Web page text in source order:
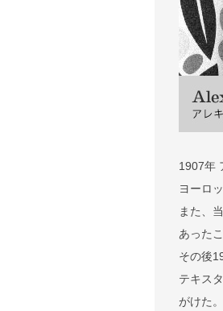
1907年
ヨーロ
また、
あった
その後
テキス
がけた。